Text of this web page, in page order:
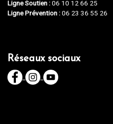
Ligne Soutien :06 10 12 66 25
Ligne Prévention :06 23 36 55 26
Réseaux sociaux